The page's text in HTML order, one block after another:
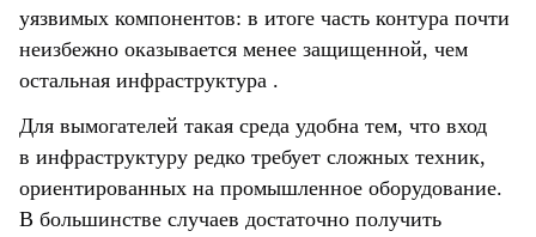
уязвимых компонентов: в итоге часть контура почти
неизбежно оказывается менее защищенной, чем
остальная инфраструктура .
Для вымогателей такая среда удобна тем, что вход
в инфраструктуру редко требует сложных техник,
ориентированных на промышленное оборудование.
В большинстве случаев достаточно получить